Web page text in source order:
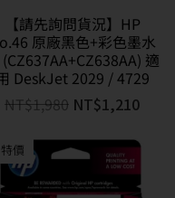
【請先詢問貨況】HP
原廠黑色+彩色墨水
適
DeskJet 2029 / 4729
NT$1,980 NT$1,210
特價